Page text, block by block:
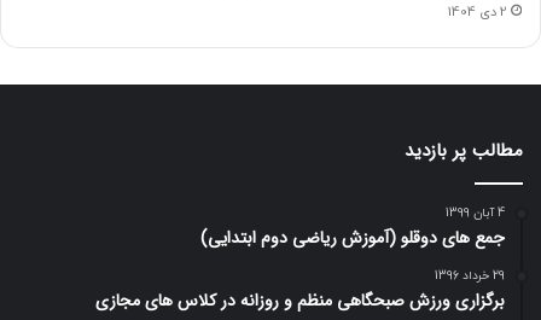
2 دی 1404
مطالب پر بازدید
4 آبان 1399
جمع های دوقلو (آموزش ریاضی دوم ابتدایی)
29 خرداد 1396
برگزاری ورزش صبحگاهی منظم و روزانه در کلاس های مجازی